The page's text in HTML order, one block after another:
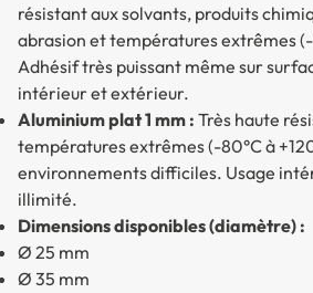
résistant aux solvants, produits
abrasion et températures extrêmes (-
Adhésif très puissant même sur
intérieur et extérieur.
Aluminium plat 1 mm : Très haute
températures extrêmes (-80°C à
environnements difficiles. Usage
illimité.
Dimensions disponibles (diamètre) :
Ø 25 mm
Ø 35 mm